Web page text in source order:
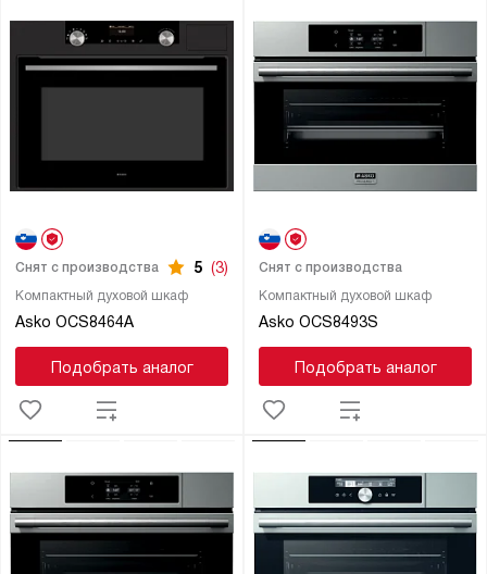
Компактный духовой шкаф
Asko OCS8464A
Снят с производства 5 (3)
Подобрать аналог
Компактный духовой шкаф
Asko OCS8493S
Снят с производства
Подобрать аналог